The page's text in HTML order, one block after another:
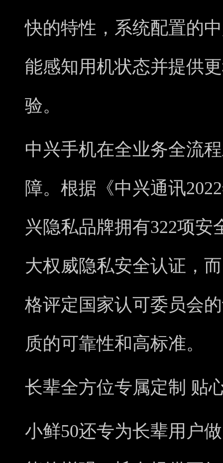
快的特性，系统配置的
能感知用机状态并提供
验。
中兴手机在全业务全流
障。根据《中兴通讯
兴隐私品牌拥有322项
大权威隐私安全认证，
格评定国家认可委员会
质的可靠性和高标准。
长辈全方位专属定制 贴
小鲜50还专为长辈用户